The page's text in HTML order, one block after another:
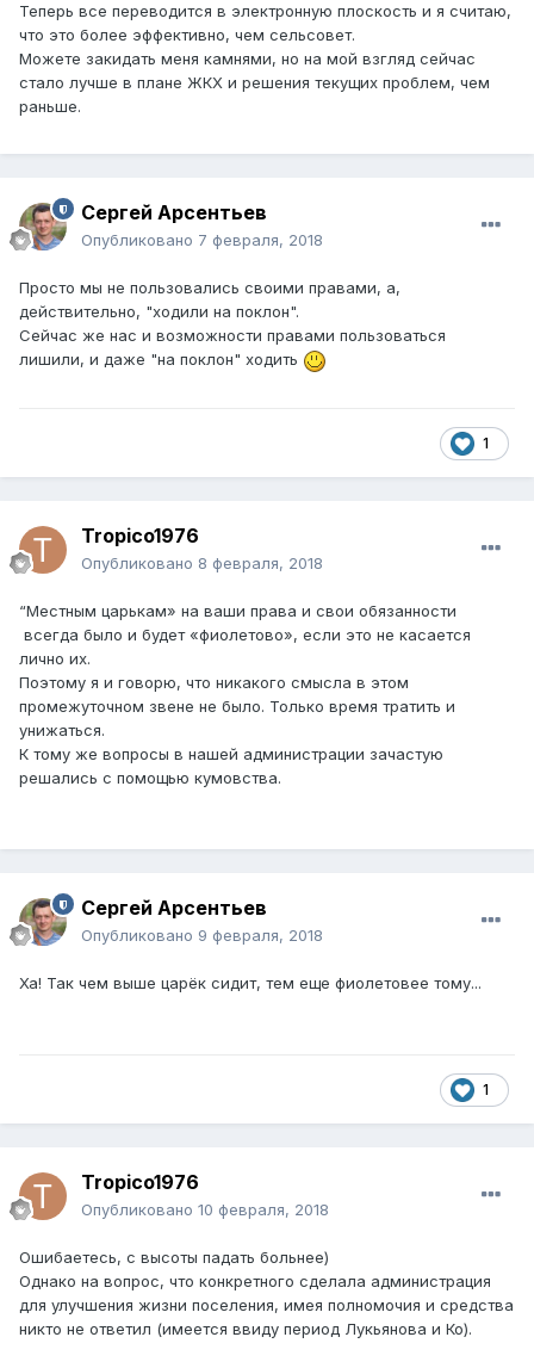
Теперь все переводится в электронную плоскость и я считаю,
что это более эффективно, чем сельсовет.
Можете закидать меня камнями, но на мой взгляд сейчас
стало лучше в плане ЖКХ и решения текущих проблем, чем
раньше.
Сергей Арсентьев
Опубликовано 7 февраля, 2018
Просто мы не пользовались своими правами, а,
действительно, "ходили на поклон".
Сейчас же нас и возможности правами пользоваться
лишили, и даже "на поклон" ходить
1
Tropico1976
Опубликовано 8 февраля, 2018
“Местным царькам» на ваши права и свои обязанности
всегда было и будет «фиолетово», если это не касается
лично их.
Поэтому я и говорю, что никакого смысла в этом
промежуточном звене не было. Только время тратить и
унижаться.
К тому же вопросы в нашей администрации зачастую
решались с помощью кумовства.
Сергей Арсентьев
Опубликовано 9 февраля, 2018
Ха! Так чем выше царёк сидит, тем еще фиолетовее тому...
1
Tropico1976
Опубликовано 10 февраля, 2018
Ошибаетесь, с высоты падать больнее)
Однако на вопрос, что конкретного сделала администрация
для улучшения жизни поселения, имея полномочия и средства
никто не ответил (имеется ввиду период Лукьянова и Ко).